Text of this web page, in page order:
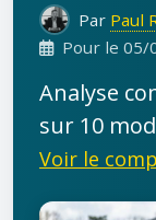
Par Paul
Pour le 05/
Analyse
sur 10
Voir le